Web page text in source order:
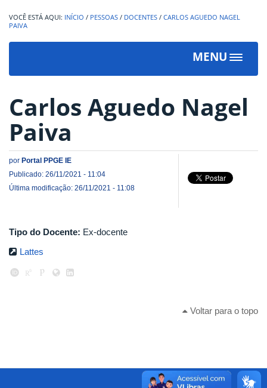
INÍCIO / PESSOAS / DOCENTES / CARLOS AGUEDO NAGEL
PAIVA
MENU
Toggle
Carlos Aguedo Nagel
Paiva
por Portal PPGE IE
Publicado: 26/11/2021 - 11:04
Última modificação: 26/11/2021 - 11:08
Tipo do Docente: Ex-docente
Lattes
Voltar para o topo